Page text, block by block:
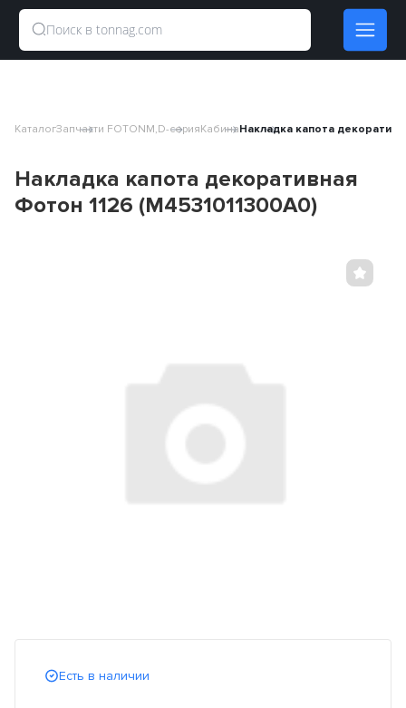
КаталогЗапчасти FOTONМ,D-серияКабинаНакладка капота
Накладка капота декоративная
Фотон 1126 (M4531011300A0)
Есть в наличии